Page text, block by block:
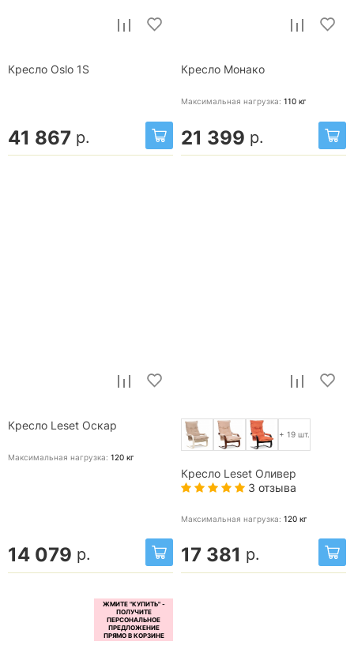
Кресло Oslo 1S
41 867 р.
Кресло Монако
Максимальная нагрузка: 110 кг
21 399 р.
Кресло Leset Оскар
Максимальная нагрузка: 120 кг
14 079 р.
+ 19 шт.
Кресло Leset Оливер
3 отзыва
Максимальная нагрузка: 120 кг
17 381 р.